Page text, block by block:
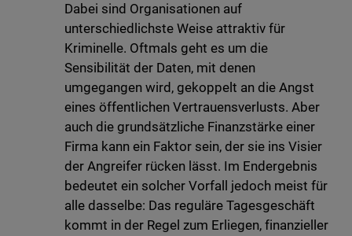
Dabei sind Organisationen auf
unterschiedlichste Weise attraktiv für
Kriminelle. Oftmals geht es um die
Sensibilität der Daten, mit denen
umgegangen wird, gekoppelt an die Angst
eines öffentlichen Vertrauensverlusts. Aber
auch die grundsätzliche Finanzstärke einer
Firma kann ein Faktor sein, der sie ins Visier
der Angreifer rücken lässt. Im Endergebnis
bedeutet ein solcher Vorfall jedoch meist für
alle dasselbe: Das reguläre Tagesgeschäft
kommt in der Regel zum Erliegen, finanzieller